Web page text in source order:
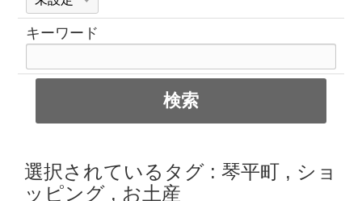
キーワード
選択されているタグ : 琴平町 , ショ
ッピング , お土産